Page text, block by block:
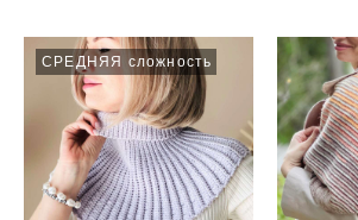
СРЕДНЯЯ сложность